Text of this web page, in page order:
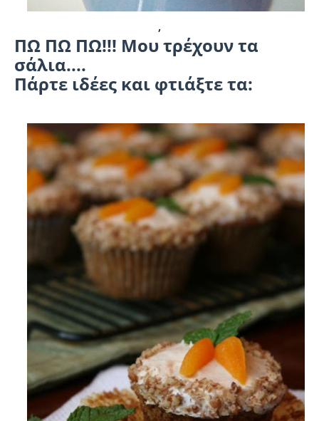
,
ΠΩ ΠΩ ΠΩ!!! Μου τρέχουν τα
σάλια....
Πάρτε ιδέες και φτιάξτε τα: